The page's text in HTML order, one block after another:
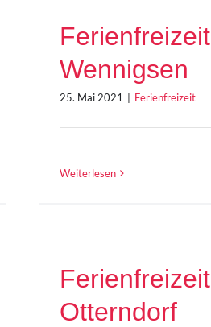
Ferienfreizeit
Wennigsen
25. Mai 2021 Ferienfreizeit
Weiterlesen
Ferienfreizeit
Otterndorf